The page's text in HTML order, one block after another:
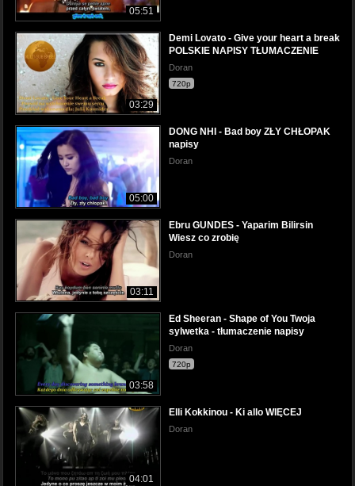
05:51
03:29
Demi Lovato - Give your heart a break
POLSKIE NAPISY TŁUMACZENIE
Doran
720p
05:00
DONG NHI - Bad boy ZŁY CHŁOPAK
napisy
Doran
03:11
Ebru GUNDES - Yaparim Bilirsin
Wiesz co zrobię
Doran
03:58
Ed Sheeran - Shape of You Twoja
sylwetka - tłumaczenie napisy
Doran
720p
04:01
Elli Kokkinou - Ki allo WIĘCEJ
Doran